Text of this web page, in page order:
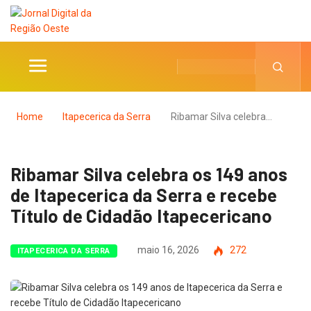
Home Itapecerica da Serra Ribamar Silva celebra…
Ribamar Silva celebra os 149 anos
de Itapecerica da Serra e recebe
Título de Cidadão Itapecericano
ITAPECERICA DA SERRA maio 16, 2026 272